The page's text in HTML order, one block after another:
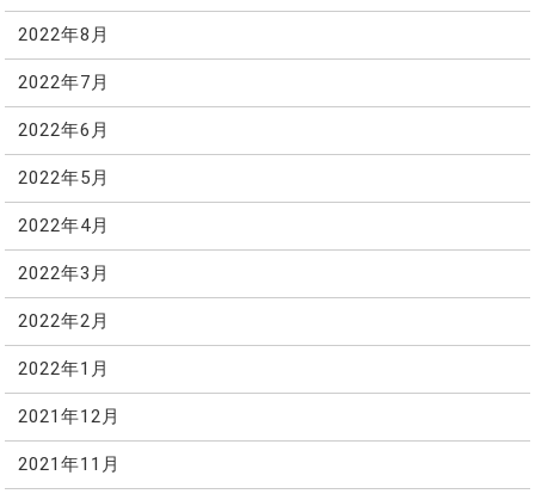
2022年8月
2022年7月
2022年6月
2022年5月
2022年4月
2022年3月
2022年2月
2022年1月
2021年12月
2021年11月